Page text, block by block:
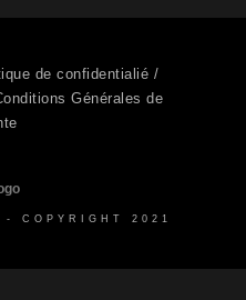
de confidentialié /
Générales de
- COPYRIGHT 2021